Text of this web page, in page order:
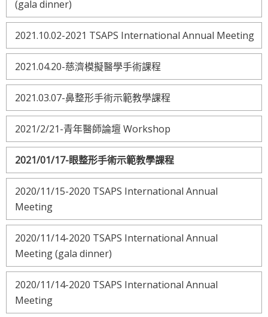
(gala dinner)
2021.10.02-2021 TSAPS International Annual Meeting
2021.04.20-慈濟模擬醫學手術課程
2021.03.07-鼻整形手術示範教學課程
2021/2/21-青年醫師論壇 Workshop
2021/01/17-眼整形手術示範教學課程
2020/11/15-2020 TSAPS International Annual
Meeting
2020/11/14-2020 TSAPS International Annual
Meeting (gala dinner)
2020/11/14-2020 TSAPS International Annual
Meeting